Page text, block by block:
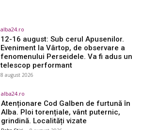
alba24.ro
12-16 august: Sub cerul Apusenilor.
Eveniment la Vârtop, de observare a
fenomenului Perseidele. Va fi adus un
telescop performant
8 august 2026
alba24.ro
Atenționare Cod Galben de furtună în
Alba. Ploi torențiale, vânt puternic,
grindină. Localități vizate